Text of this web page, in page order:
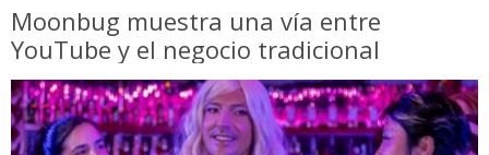
Moonbug muestra una vía entre
YouTube y el negocio tradicional